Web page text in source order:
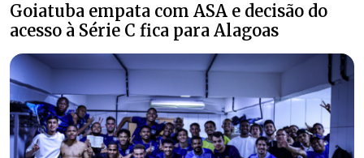
Goiatuba empata com ASA e decisão do
acesso à Série C fica para Alagoas